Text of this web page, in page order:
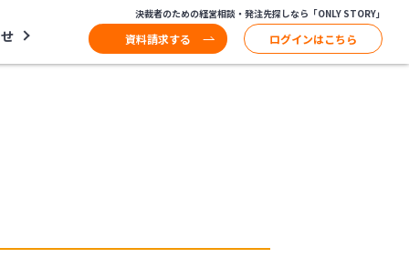
決裁者のための経営相談・発注先探しなら「ONLY STORY」
資料請求する ログインはこちら